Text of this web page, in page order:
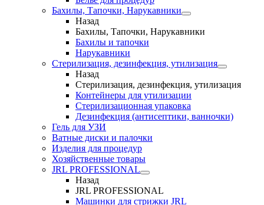
Бахилы, Тапочки, Нарукавники
Назад
Бахилы, Тапочки, Нарукавники
Бахилы и тапочки
Нарукавники
Стерилизация, дезинфекция, утилизация
Назад
Стерилизация, дезинфекция, утилизация
Контейнеры для утилизации
Стерилизационная упаковка
Дезинфекция (антисептики, ванночки)
Гель для УЗИ
Ватные диски и палочки
Изделия для процедур
Хозяйственные товары
JRL PROFESSIONAL
Назад
JRL PROFESSIONAL
Машинки для стрижки JRL